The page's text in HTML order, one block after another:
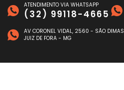
ATENDIMENTO VIA WHATSAPP
(32) 99118-4665
AV CORONEL VIDAL, 2560 - SÃO DIMAS
JUIZ DE FORA - MG